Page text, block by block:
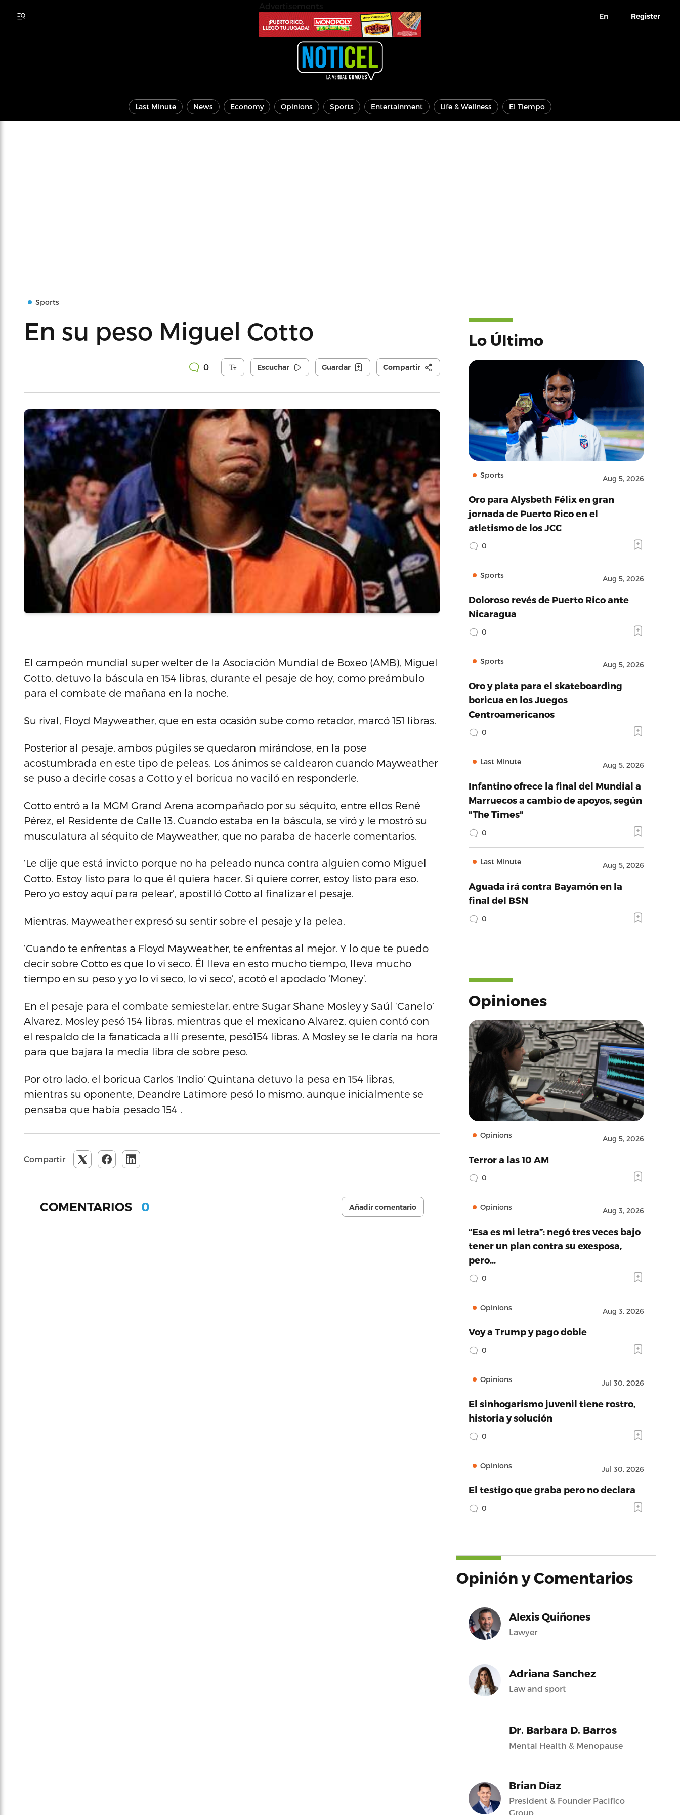
En Register
Last Minute News Economy Opinions Sports Entertainment Life & Wellness El Tiempo
Sports
En su peso Miguel Cotto
0 Escuchar Guardar Compartir
El campeón mundial super welter de la Asociación Mundial de Boxeo (AMB), Miguel
Cotto, detuvo la báscula en 154 libras, durante el pesaje de hoy, como preámbulo
para el combate de mañana en la noche.
Su rival, Floyd Mayweather, que en esta ocasión sube como retador, marcó 151 libras.
Posterior al pesaje, ambos púgiles se quedaron mirándose, en la pose
acostumbrada en este tipo de peleas. Los ánimos se caldearon cuando Mayweather
se puso a decirle cosas a Cotto y el boricua no vaciló en responderle.
Cotto entró a la MGM Grand Arena acompañado por su séquito, entre ellos René
Pérez, el Residente de Calle 13. Cuando estaba en la báscula, se viró y le mostró su
musculatura al séquito de Mayweather, que no paraba de hacerle comentarios.
‘Le dije que está invicto porque no ha peleado nunca contra alguien como Miguel
Cotto. Estoy listo para lo que él quiera hacer. Si quiere correr, estoy listo para eso.
Pero yo estoy aquí para pelear’, apostilló Cotto al finalizar el pesaje.
Mientras, Mayweather expresó su sentir sobre el pesaje y la pelea.
‘Cuando te enfrentas a Floyd Mayweather, te enfrentas al mejor. Y lo que te puedo
decir sobre Cotto es que lo vi seco. Él lleva en esto mucho tiempo, lleva mucho
tiempo en su peso y yo lo vi seco, lo vi seco’, acotó el apodado ‘Money’.
En el pesaje para el combate semiestelar, entre Sugar Shane Mosley y Saúl ‘Canelo’
Alvarez, Mosley pesó 154 libras, mientras que el mexicano Alvarez, quien contó con
el respaldo de la fanaticada allí presente, pesó154 libras. A Mosley se le daría na hora
para que bajara la media libra de sobre peso.
Por otro lado, el boricua Carlos ‘Indio’ Quintana detuvo la pesa en 154 libras,
mientras su oponente, Deandre Latimore pesó lo mismo, aunque inicialmente se
pensaba que había pesado 154 .
Compartir
COMENTARIOS 0 Añadir comentario
Lo Último
Sports Aug 5, 2026
Oro para Alysbeth Félix en gran
jornada de Puerto Rico en el
atletismo de los JCC
0
Sports Aug 5, 2026
Doloroso revés de Puerto Rico ante
Nicaragua
0
Sports Aug 5, 2026
Oro y plata para el skateboarding
boricua en los Juegos
Centroamericanos
0
Last Minute Aug 5, 2026
Infantino ofrece la final del Mundial a
Marruecos a cambio de apoyos, según
"The Times"
0
Last Minute Aug 5, 2026
Aguada irá contra Bayamón en la
final del BSN
0
Opiniones
Opinions Aug 5, 2026
Terror a las 10 AM
0
Opinions Aug 3, 2026
“Esa es mi letra”: negó tres veces bajo
tener un plan contra su exesposa,
pero…
0
Opinions Aug 3, 2026
Voy a Trump y pago doble
0
Opinions Jul 30, 2026
El sinhogarismo juvenil tiene rostro,
historia y solución
0
Opinions Jul 30, 2026
El testigo que graba pero no declara
0
Opinión y Comentarios
Alexis Quiñones
Lawyer
Adriana Sanchez
Law and sport
Dr. Barbara D. Barros
Mental Health & Menopause
Brian Díaz
President & Founder Pacifico
Group